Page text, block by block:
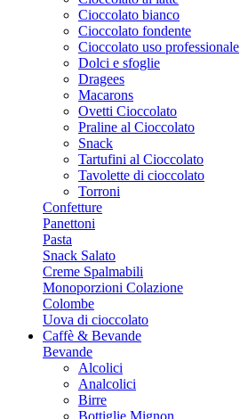
Cioccolato bianco
Cioccolato fondente
Cioccolato uso professionale
Dolci e sfoglie
Dragees
Macarons
Ovetti Cioccolato
Praline al Cioccolato
Snack
Tartufini al Cioccolato
Tavolette di cioccolato
Torroni
Confetture
Panettoni
Pasta
Snack Salato
Creme Spalmabili
Monoporzioni Colazione
Colombe
Uova di cioccolato
Caffè & Bevande
Bevande
Alcolici
Analcolici
Birre
Bottiglie Mignon